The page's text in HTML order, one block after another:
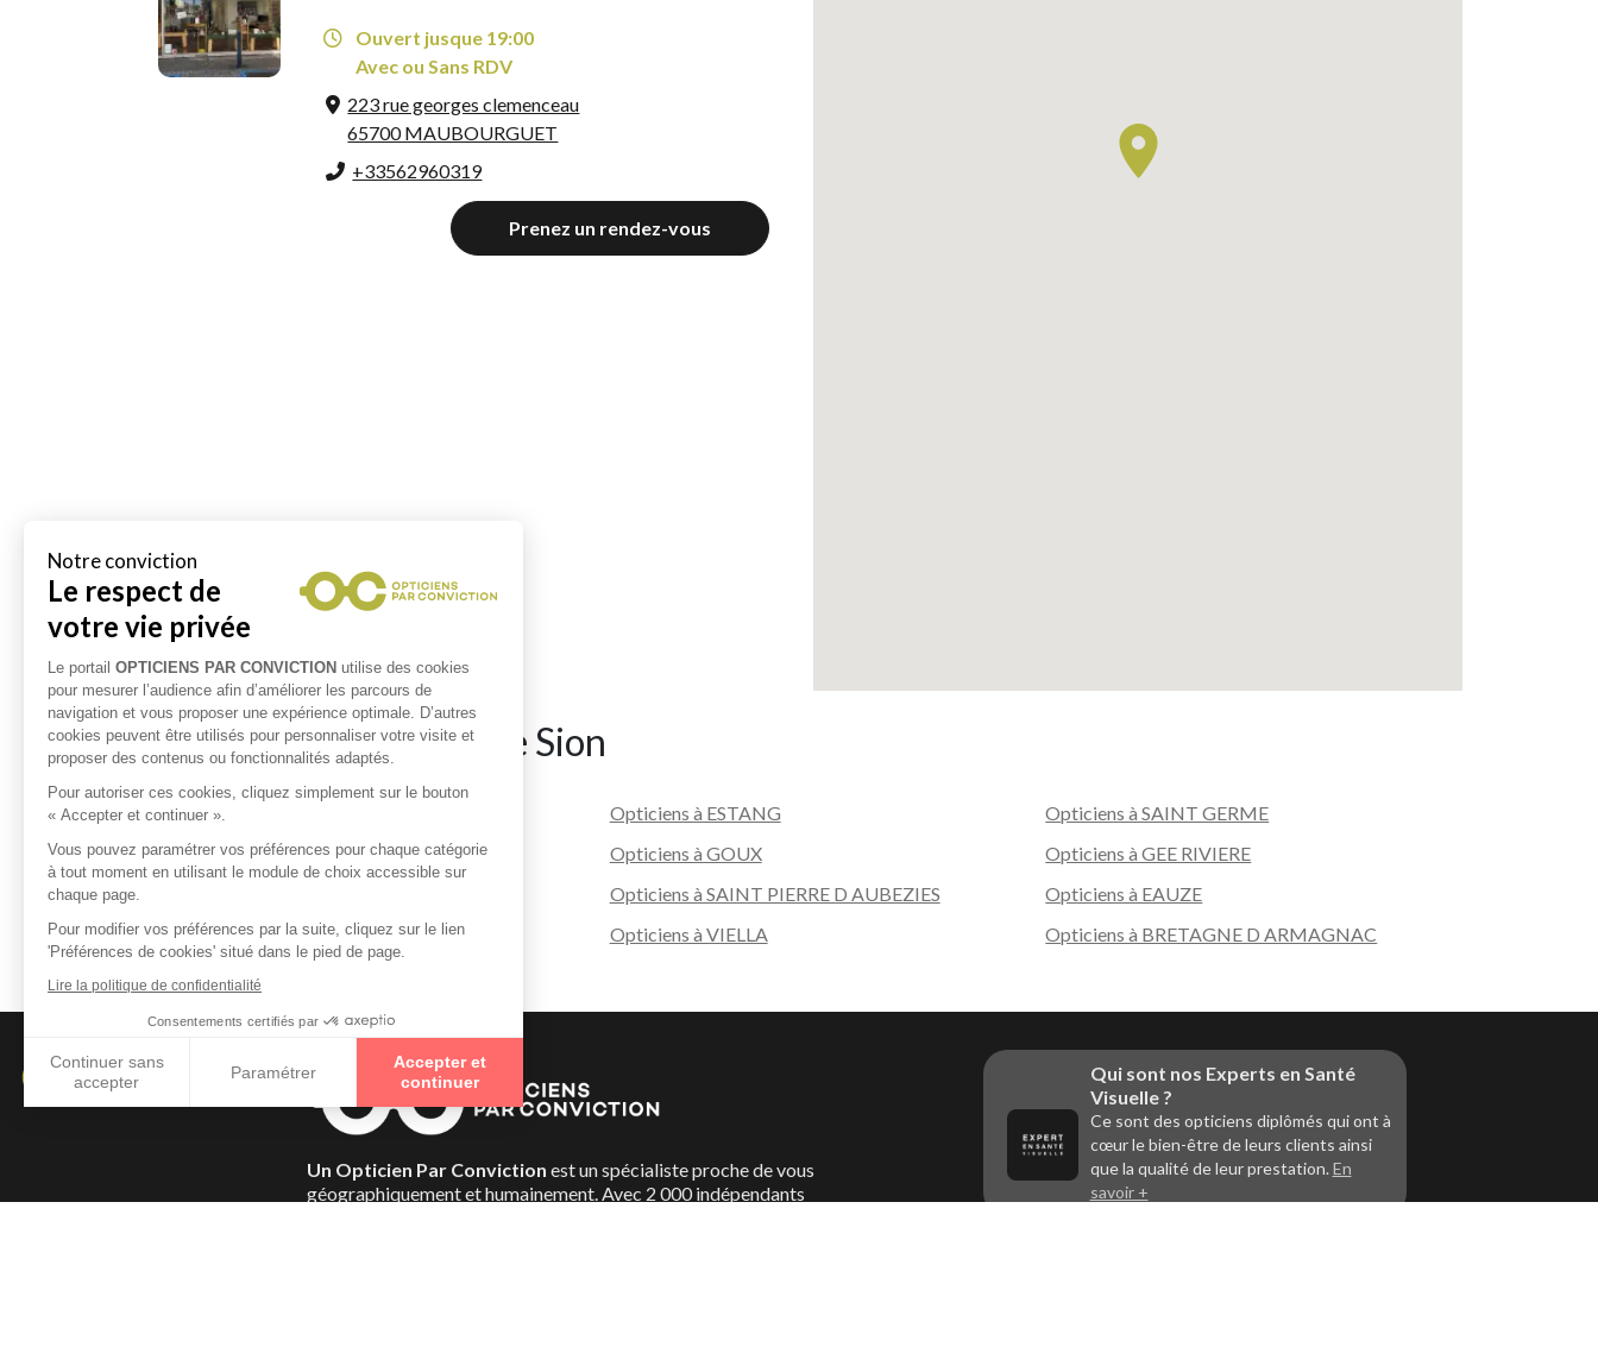
Ouvert jusque 19:00
Avec ou Sans RDV
223 rue georges clemenceau
65700 MAUBOURGUET
+33562960319
Prenez un rendez-vous
Opticiens à proximité de Sion
Opticiens à IZOTGES
Opticiens à MANCIET
Opticiens à LOUSSOUS DEBAT
Opticiens à ESTANG
Opticiens à GOUX
Opticiens à SAINT PIERRE D AUBEZIES
Opticiens à VIELLA
Opticiens à SAINT GERME
Opticiens à GEE RIVIERE
Opticiens à EAUZE
Opticiens à BRETAGNE D ARMAGNAC
Un Opticien Par Conviction est un spécialiste proche de vous
géographiquement et humainement. Avec 2 000 indépendants
Qui sont nos Experts en Santé
Visuelle ?
Ce sont des opticiens diplômés qui ont à
cœur le bien-être de leurs clients ainsi
que la qualité de leur prestation.En
savoir +